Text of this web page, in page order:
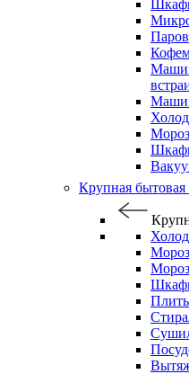
Крупная бытовая